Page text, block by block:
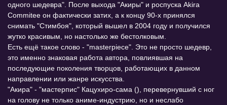
одного шедевра". После выхода "Акиры" и роспуска Akira
Commitee он фактически затих, а к концу 90-х принялся
снимать "Стимбоя", который вышел в 2004 году и получился
жутко красивым, но настолько же бестолковым.
Есть ещё такое слово - "masterpiece". Это не просто шедевр,
это именно знаковая работа автора, повлиявшая на
последующие поколения творцов, работающих в данном
направлении или жанре искусства.
"Акира" - "мастерпис" Кацухиро-сама (), перевернувший с ног
на голову не только аниме-индустрию, но и неслабо